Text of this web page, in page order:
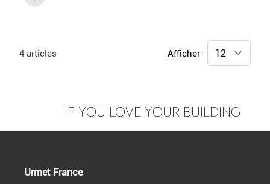
4 articles Afficher
IF YOU LOVE YOUR BUILDING
Urmet France